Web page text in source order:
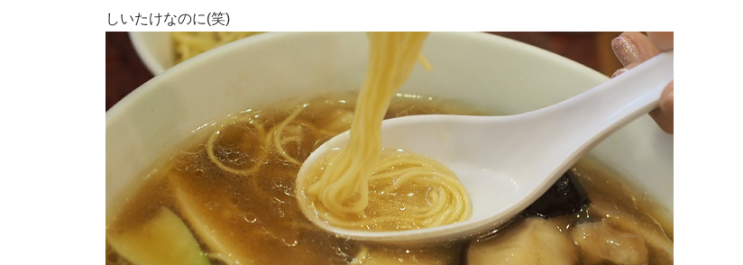
しいたけなのに(笑)